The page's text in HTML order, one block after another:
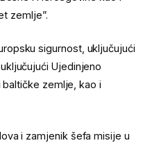
zemlje”.
sigurnost, uključujući
Ujedinjeno
zemlje, kao i
i zamjenik šefa misije u